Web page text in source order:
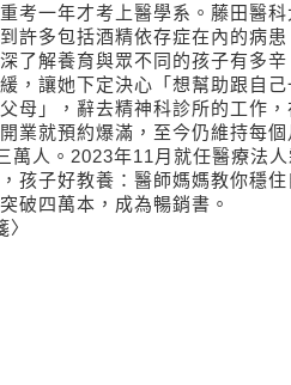
考一年才考上醫學系。藤田醫科
許多包括酒精依存症在內的病患
了解養育與眾不同的孩子有多辛
，讓她下定決心「想幫助跟自己
母」，辭去精神科診所的工作，
業就預約爆滿，至今仍維持每個
萬人。2023年11月就任醫療法人
孩子好教養：醫師媽媽教你穩住
破四萬本，成為暢銷書。